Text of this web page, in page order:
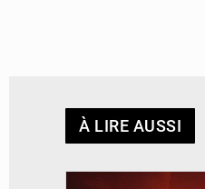
À LIRE AUSSI